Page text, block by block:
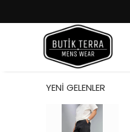
YENİ GELENLER